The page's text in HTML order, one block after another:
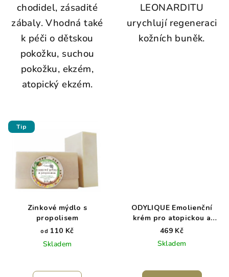
chodidel, zásadité
zábaly. Vhodná také
k péči o dětskou
pokožku, suchou
pokožku, ekzém,
atopický ekzém.
LEONARDITU
urychlují regeneraci
kožních buněk.
Tip
Zinkové mýdlo s
propolisem
od 110 Kč
Skladem
ODYLIQUE Emolienční
krém pro atopickou a
citlivou pokožku - BABY
469 Kč
Skladem